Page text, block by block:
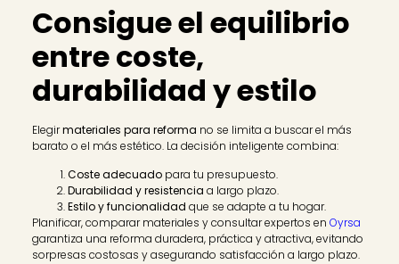
Consigue el equilibrio
entre coste,
durabilidad y estilo
Elegirmateriales para reforma no se limita a buscar el más
barato o el más estético. La decisión inteligente combina:
Coste adecuadopara tu presupuesto.
Durabilidad y resistencia a largo plazo.
Estilo y funcionalidad que se adapte a tu hogar.
Planificar, comparar materiales y consultar expertos en Oyrsa
garantiza una reforma duradera, práctica y atractiva, evitando
sorpresas costosas y asegurando satisfacción a largo plazo.